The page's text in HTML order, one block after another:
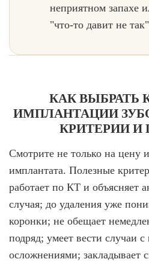
неприятном запахе
"что-то давит не
КАК ВЫБРАТЬ
ИМПЛАНТАЦИИ
КРИТЕРИИ И
Смотрите не только на цену
имплантата. Полезные
работает по КТ и объясняет
случая; до удаления уже
коронки; не обещает
подряд; умеет вести случаи
осложнениями; закладывает